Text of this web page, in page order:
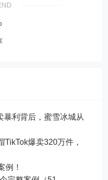
暴利背后，蜜雪冰城从
爆卖320万件，
例！